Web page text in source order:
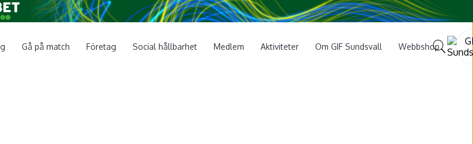
Gå på match Företag Social hållbarhet Medlem Aktiviteter Om GIF Sundsvall Webbshop